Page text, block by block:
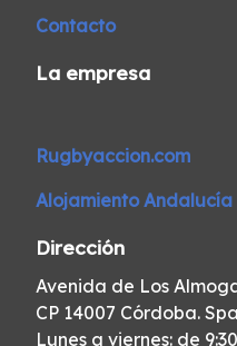
Contacto
La empresa
Rugbyaccion.com
Alojamiento Andalucía
Dirección
Avenida de Los
CP 14007 Córdoba.
Lunes a viernes: de